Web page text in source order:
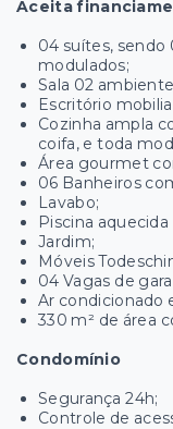
Aceita
04 suítes,
modulados;
Sala 02
Escritório
Cozinha ampla
coifa, e toda
Área gourmet
06 Banheiros
Lavabo;
Piscina
Jardim;
Móveis
04 Vagas de
Ar condicionado
330 m² de área
Condomínio
Segurança 24h;
Controle de